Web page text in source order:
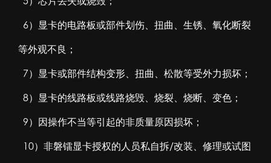
6）显卡的电路板或部件划伤、扭曲、生锈、氧化断裂
等外观不良；
7）显卡或部件结构变形、扭曲、松散等受外力损坏；
8）显卡的线路板或线路烧毁、烧裂、烧断、变色；
9）因操作不当等引起的非质量原因损坏；
10）非磐镭显卡授权的人员私自拆/改装、修理或试图